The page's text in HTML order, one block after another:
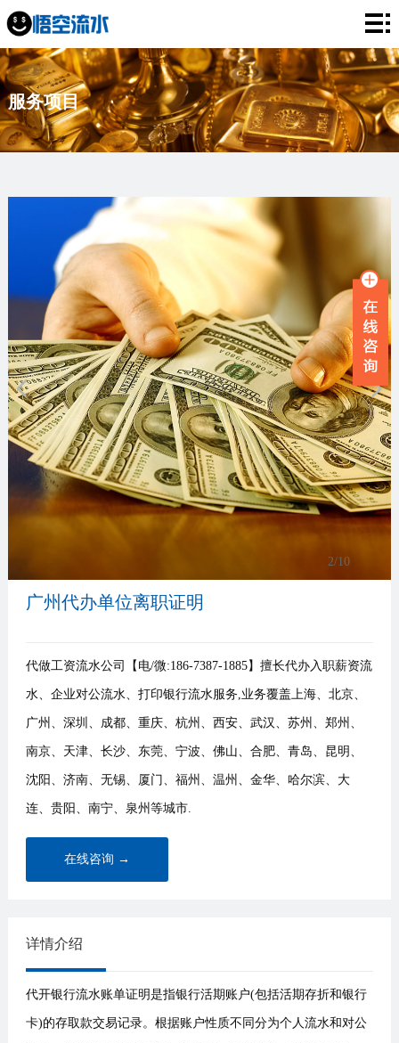
网
站
首
页
银
行
流
工
资
薪
水
目
资
讯
牌
故
事
联
系
我
服务项目
3/10
广州代办单位离职证明
代做工资流水公司【电/微:186-7387-1885】擅长代办入职薪资流
水、企业对公流水、打印银行流水服务,业务覆盖上海、北京、
广州、深圳、成都、重庆、杭州、西安、武汉、苏州、郑州、
南京、天津、长沙、东莞、宁波、佛山、合肥、青岛、昆明、
沈阳、济南、无锡、厦门、福州、温州、金华、哈尔滨、大
连、贵阳、南宁、泉州等城市.
在线咨询 →
详情介绍
代开银行流水账单证明是指银行活期账户(包括活期存折和银行
卡)的存取款交易记录。根据账户性质不同分为个人流水和对公